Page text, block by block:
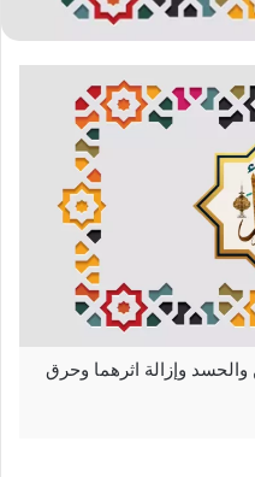
وإزالة اثرهما وحرق